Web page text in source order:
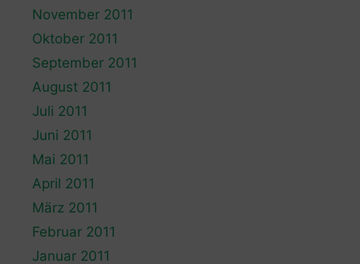
November 2011
Oktober 2011
September 2011
August 2011
Juli 2011
Juni 2011
Mai 2011
April 2011
März 2011
Februar 2011
Januar 2011